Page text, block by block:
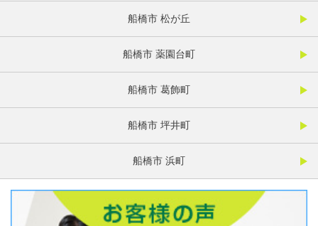
船橋市 松が丘
船橋市 薬園台町
船橋市 葛飾町
船橋市 坪井町
船橋市 浜町